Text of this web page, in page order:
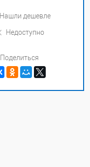
Нашли дешевле
Недоступно
Поделиться